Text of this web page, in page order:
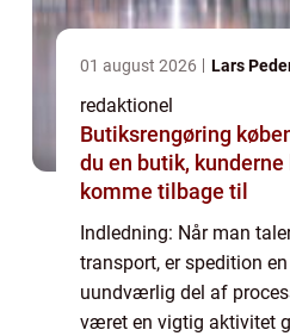
01 august 2026 Lars
redaktionel
Butiksrengøring københavn
du en butik,
komme tilbage til
Indledning: Når man
transport, er spedition
uundværlig del af
været en vigtig aktivitet